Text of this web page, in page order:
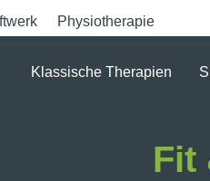
Physiotherapie
Klassische Therapien
Fit